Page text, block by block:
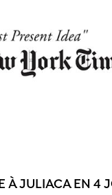
À JULIACA EN 4